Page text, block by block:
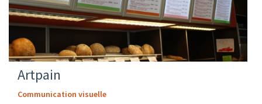
Artpain
Communication visuelle